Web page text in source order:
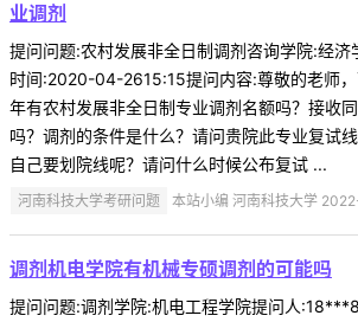
业调剂
提问问题:农村发展非全日制调剂咨询学院:经
时间:2020-04-2615:15提问内容:尊敬的老师
年有农村发展非全日制专业调剂名额吗？接收
吗？调剂的条件是什么？请问贵院此专业复试
自己要划院线呢？请问什么时候公布复试 ...
河南科技大学考研问题 本站小编 河南科技大学
调剂机电学院有机械专硕调剂的可能吗
提问问题:调剂学院:机电工程学院提问人